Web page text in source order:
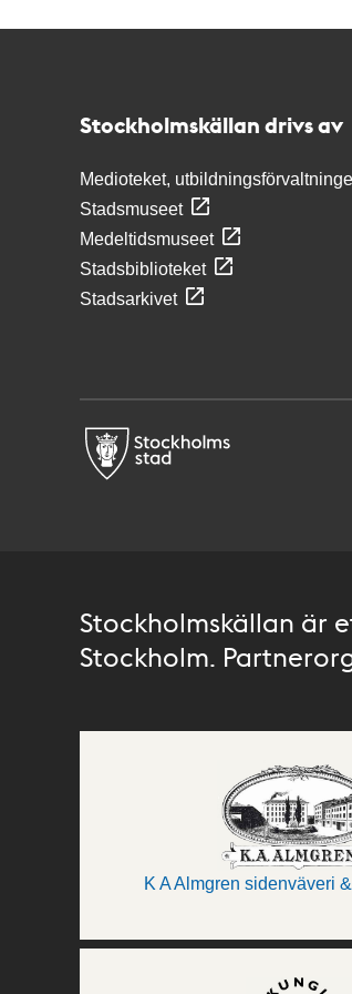
Stockholmskällan drivs av
Medioteket,
Stadsmuseet
Medeltidsmuseet
Stadsbiblioteket
Stadsarkivet
Stockholmskällan är
Stockholm.
K A Almgren sidenväveri